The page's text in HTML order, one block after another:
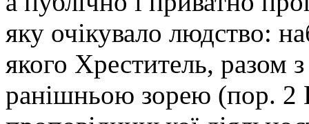
яку очікувало людство:
якого Хреститель, разом
ранішньою зорею (пор. 2